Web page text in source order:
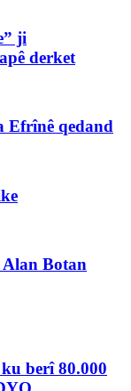
ji
derket
qedand
Botan
berî 80.000